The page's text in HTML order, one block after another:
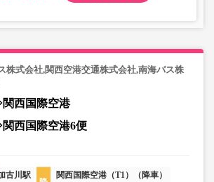
株式会社,関西空港交通株式会社,南海バス株
西国際空港
西国際空港6便
古川駅
関西国際空港（T1）（降車）